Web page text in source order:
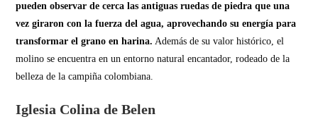
pueden observar de cerca las antiguas ruedas de piedra que una
vez giraron con la fuerza del agua, aprovechando su energía para
transformar el grano en harina. Además de su valor histórico, el
molino se encuentra en un entorno natural encantador, rodeado de la
belleza de la campiña colombiana.
Iglesia Colina de Belen